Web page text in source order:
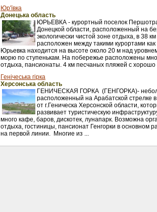
Юр'ївка
Донецька область
ЮРЬЕВКА - курортный поселок
Донецкой области, расположенный на
экологически чистой зоне отдыха, в 38
расположен между такими курортами
Юрьевка находится на высоте около 20 м над
морю по ступенькам. На побережье расположены
отдыха, пансионаты. 4 км песчаных пляжей с хорошо
Генічеська гірка
Херсонська область
ГЕНИЧЕСКАЯ ГОРКА (ГЕНГОРКА)-
расположенный на Арабатской стрелке
от г.Геническа Херсонской области,
развивает туристическую
много кафе, баров, дискотек, лунапарк. Возможна
отдыха, гостиницы, пансионат Генгорки в основном
на первой линии. Многие из ...